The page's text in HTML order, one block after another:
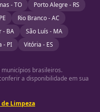
- TO
Porto Alegre - RS
Rio Branco - AC
- BA
São Luís - MA
- PI Vitória - ES
brasileiros.
a disponibilidade em sua
de Limpeza